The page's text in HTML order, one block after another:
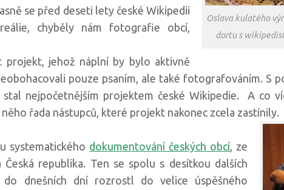
Oslava kulatého
dortu s
se před deseti lety české Wikipedii
chyběly nám fotografie obcí,
projekt, jehož náplní by bylo aktivně
pouze psaním, ale také fotografováním. S
nejpočetnějším projektem české Wikipedie. A co
řada nástupců, které projekt nakonec zcela zastínily.
systematického dokumentování českých obcí , ze
republika. Ten se spolu s desítkou dalších
, do dnešních dní rozrostl do velice úspěšného